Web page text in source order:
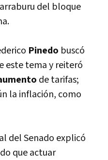
del bloque
Pinedo buscó
este tema y reiteró
de tarifas;
la inflación, como
del Senado explicó
que actuar